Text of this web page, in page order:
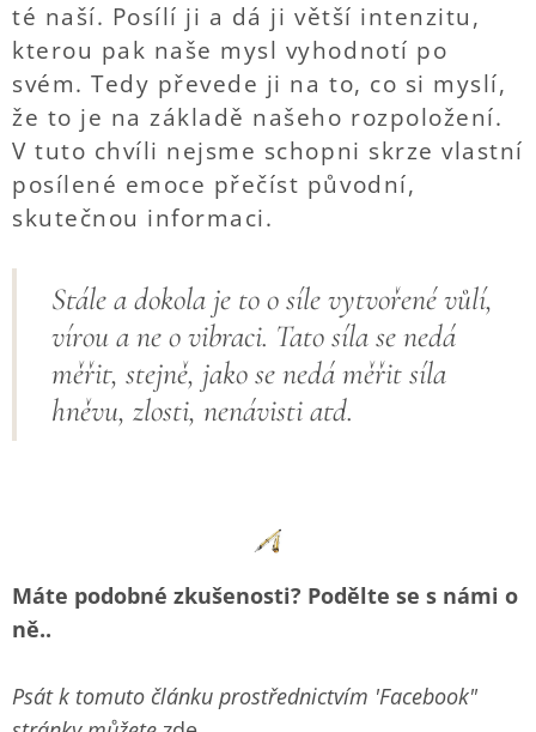
té naší. Posílí ji a dá ji větší intenzitu,
kterou pak naše mysl vyhodnotí po
svém. Tedy převede ji na to, co si myslí,
že to je na základě našeho rozpoložení.
V tuto chvíli nejsme schopni skrze vlastní
posílené emoce přečíst původní,
skutečnou informaci.
Stále a dokola je to o síle vytvořené vůlí,
vírou a ne o vibraci. Tato síla se nedá
měřit, stejně, jako se nedá měřit síla
hněvu, zlosti, nenávisti atd.
Máte podobné zkušenosti? Podělte se s námi o
ně..
Psát k tomuto článku prostřednictvím 'Facebook"